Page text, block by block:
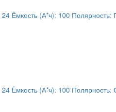
24 Ёмкость (А*ч): 100 Полярность:
24 Ёмкость (А*ч): 100 Полярность: